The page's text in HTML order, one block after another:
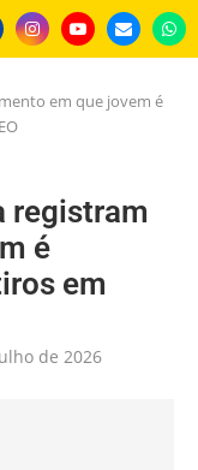
em que jovem é
registram
é
em
de 2026